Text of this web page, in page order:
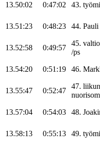
13.50:02 0:47:02 43.
13.51:23 0:48:23 44. Pauli
13.52:58 0:49:57
45.
/ps
13.54:20 0:51:19 46.
13.55:47 0:52:47
47.
13.57:04 0:54:03 48.
13.58:13 0:55:13 49.